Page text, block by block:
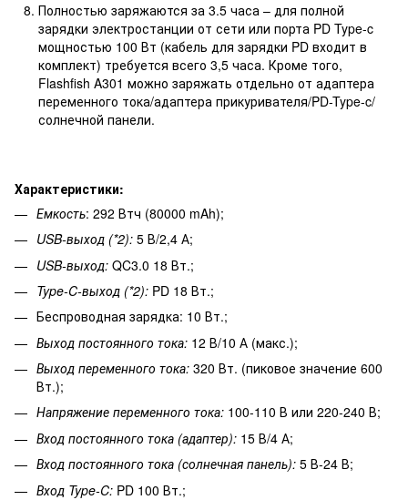
Полностью заряжаются за 3.5 часа – для полной
зарядки электростанции от сети или порта PD Type-c
мощностью 100 Вт (кабель для зарядки PD входит в
комплект) требуется всего 3,5 часа. Кроме того,
Flashfish A301 можно заряжать отдельно от адаптера
переменного тока/адаптера прикуривателя/PD-Type-c/
солнечной панели.
Характеристики:
Емкость: 292 Втч (80000 mAh);
USB-выход (*2): 5 В/2,4 А;
USB-выход: QC3.0 18 Вт.;
Type-C-выход (*2): PD 18 Вт.;
Беспроводная зарядка: 10 Вт.;
Выход постоянного тока: 12 В/10 А (макс.);
Выход переменного тока: 320 Вт. (пиковое значение 600
Вт.);
Напряжение переменного тока: 100-110 В или 220-240 В;
Вход постоянного тока (адаптер): 15 В/4 А;
Вход постоянного тока (солнечная панель): 5 В-24 В;
Вход Type-C: PD 100 Вт.;